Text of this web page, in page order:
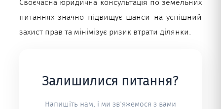
Своєчасна юридична консультація по земельних
питаннях значно підвищує шанси на успішний
захист прав та мінімізує ризик втрати ділянки.
Залишилися питання?
Напишіть нам, і ми зв'яжемося з вами